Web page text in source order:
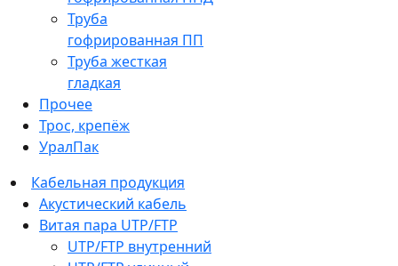
Труба
гофрированная ПП
Труба жесткая
гладкая
Прочее
Трос, крепёж
УралПак
Кабельная продукция
Акустический кабель
Витая пара UTP/FTP
UTP/FTP внутренний